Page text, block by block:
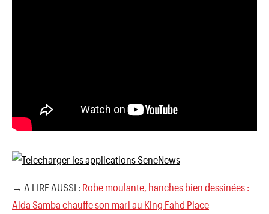
→ A LIRE AUSSI : Robe moulante, hanches bien dessinées :
Aida Samba chauffe son mari au King Fahd Place